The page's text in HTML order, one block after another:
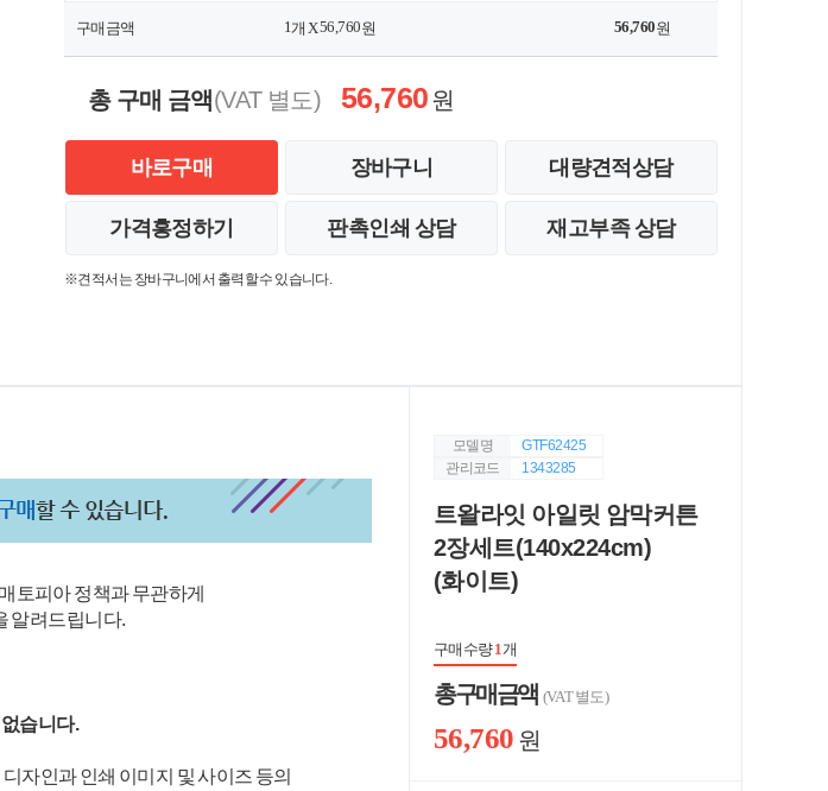
구매금액 1개 X56,760원 56,760원
총 구매 금액(VAT 별도) 56,760원
바로구매 장바구니 대량견적상담
가격흥정하기 판촉인쇄 상담 재고부족 상담
※견적서는 장바구니에서 출력할 수 있습니다.
토피아 정책과 무관하게
알려드립니다.
습니다.
자인과 인쇄 이미지 및 사이즈 등의
모델명
GTF62425
관리코드
1343285
트왈라잇 아일릿 암막커튼
2장세트(140x224cm)
(화이트)
구매수량1개
총 구매 금액 (VAT 별도)
56,760 원